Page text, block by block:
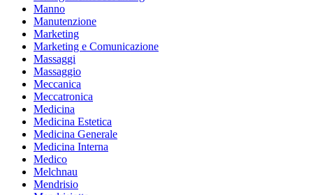
Manno
Manutenzione
Marketing
Marketing e Comunicazione
Massaggi
Massaggio
Meccanica
Meccatronica
Medicina
Medicina Estetica
Medicina Generale
Medicina Interna
Medico
Melchnau
Mendrisio